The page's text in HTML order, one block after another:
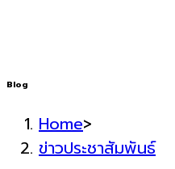
Blog
Home>
ข่าวประชาสัมพันธ์